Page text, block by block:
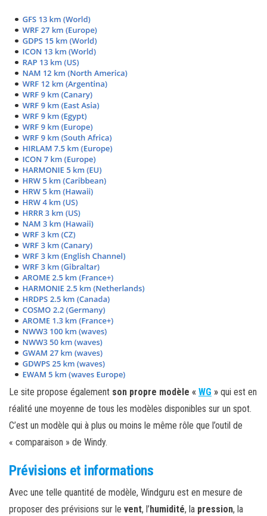
Le site propose également son propre modèle « WG » qui est en
réalité une moyenne de tous les modèles disponibles sur un spot.
C’est un modèle qui à plus ou moins le même rôle que l’outil de
« comparaison » de Windy.
Prévisions et informations
Avec une telle quantité de modèle, Windguru est en mesure de
proposer des prévisions sur le vent, l’ humidité, la pression, la